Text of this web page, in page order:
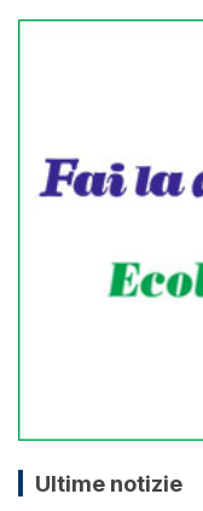
Ultime notizie